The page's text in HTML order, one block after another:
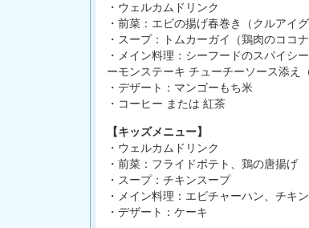
・ウェルカムドリンク
・前菜：エビの揚げ春巻き（クルアイ
・スープ：トムカーガイ（鶏肉のココナ
・メイン料理：シーフードのスパイシ
ーモンステーキ チューチーソース添え
・デザート：マンゴーもち米
・コーヒー または 紅茶
【キッズメニュー】
・ウェルカムドリンク
・前菜：フライドポテト、鶏の唐揚げ
・スープ：チキンスープ
・メイン料理：エビチャーハン、チキ
・デザート：ケーキ